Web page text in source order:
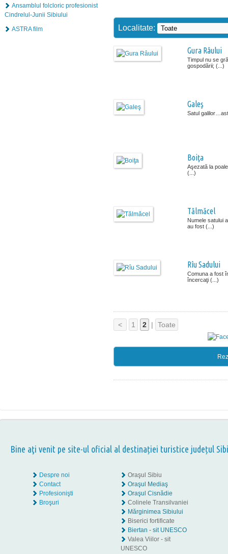
Ansamblul folcloric profesionist
Cindrelul-Junii Sibiului
ASTRA film
Localitate:
Gura Râului
Timpul nu se
gospodării; (...)
Galeş
Satul
Boiţa
Aşezată la
(...)
Tălmăcel
Numele satului
au fost (...)
Rîu Sadului
Comuna a fost
încercaţi (...)
< 1 2 | Toate
Bine aţi venit pe site-ul oficial al destinației turistice județul
Despre noi
Contact
Profesionişti
Broşuri
Oraşul Sibiu
Oraşul Mediaş
Oraşul Cisnădie
Colinele Transilvaniei
Mărginimea Sibiului
Biserici fortificate
Biertan - sit UNESCO
Valea Viilor - sit
UNESCO